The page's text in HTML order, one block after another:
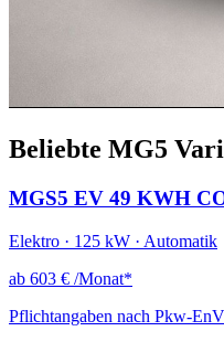
Beliebte MG5
MGS5 EV 49 KWH
Elektro · 125 kW · Automatik
ab 603 € /Monat*
Pflichtangaben nach Pkw-